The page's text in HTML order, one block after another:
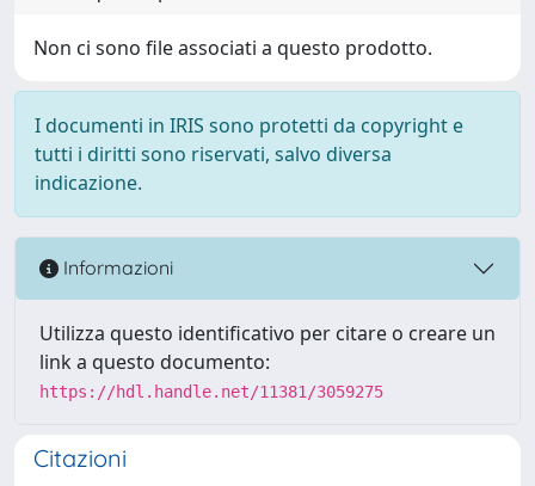
Non ci sono file associati a questo prodotto.
I documenti in IRIS sono protetti da copyright e
tutti i diritti sono riservati, salvo diversa
indicazione.
Informazioni
Utilizza questo identificativo per citare o creare un
link a questo documento:
https://hdl.handle.net/11381/3059275
Citazioni